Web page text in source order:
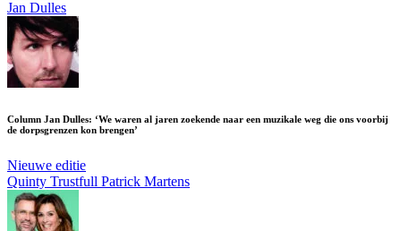
Jan Dulles
Column Jan Dulles: ‘We waren al jaren zoekende naar een muzikale weg die ons voorbij
de dorpsgrenzen kon brengen’
Nieuwe editie
Quinty Trustfull Patrick Martens